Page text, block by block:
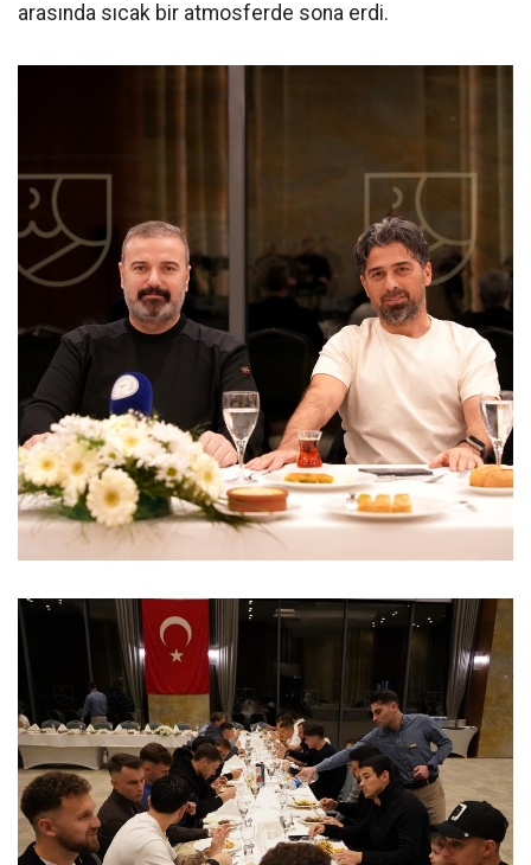
arasında sıcak bir atmosferde sona erdi.